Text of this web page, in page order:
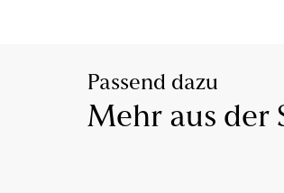
Passend dazu
Mehr aus der